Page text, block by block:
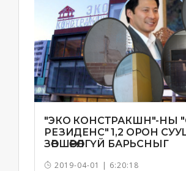
"ЭКО КОНСТРАКШН"-НЫ
РЕЗИДЕНС" 1,2 ОРОН
ЗӨВШӨӨРӨЛГҮЙ БАРЬСНЫГ
2019-04-01 | 6:20:18